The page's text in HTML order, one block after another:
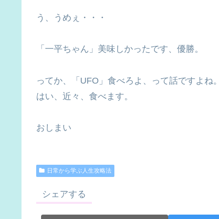
う、うめぇ・・・
「一平ちゃん」美味しかったです、優勝。
ってか、「UFO」食べろよ、って話ですよね
はい、近々、食べます。
おしまい
日常から学ぶ人生攻略法
シェアする